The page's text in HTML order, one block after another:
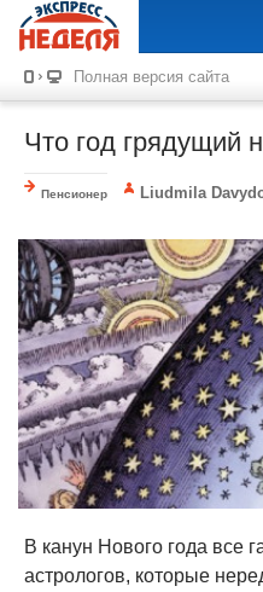
Полная версия сайта
Что год грядущий
Пенсионер Liudmila
В канун Нового года все
астрологов, которые